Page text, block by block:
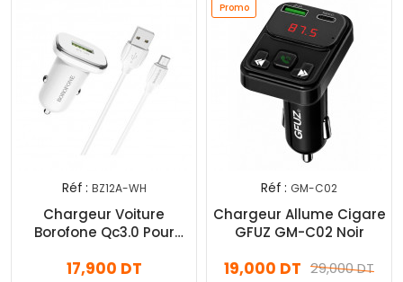
Réf : BZ12A-WH
Chargeur Voiture
Borofone Qc3.0 Pour
17,900 DT
Promo
Réf : GM-C02
Chargeur Allume Cigare
GFUZ GM-C02 Noir
29,000 DT
19,000 DT